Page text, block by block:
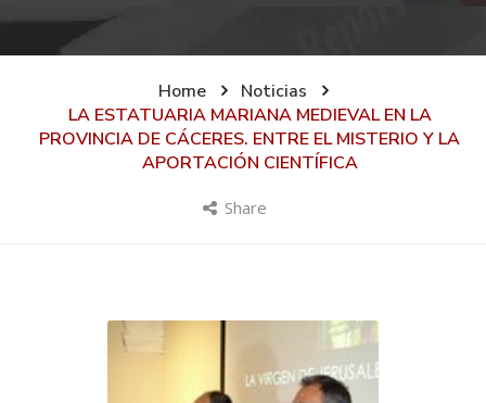
Home
Noticias
LA ESTATUARIA MARIANA MEDIEVAL EN LA
PROVINCIA DE CÁCERES. ENTRE EL MISTERIO Y LA
APORTACIÓN CIENTÍFICA
Share